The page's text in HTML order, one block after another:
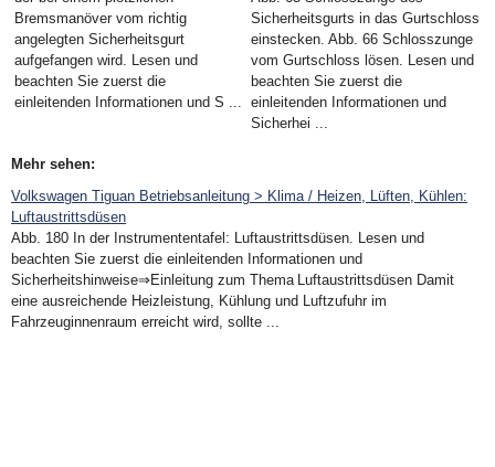
Bremsmanöver vom richtig
angelegten Sicherheitsgurt
aufgefangen wird. Lesen und
beachten Sie zuerst die
einleitenden Informationen und S ...
Sicherheitsgurts in das Gurtschloss
einstecken. Abb. 66 Schlosszunge
vom Gurtschloss lösen. Lesen und
beachten Sie zuerst die
einleitenden Informationen und
Sicherhei ...
Mehr sehen:
Volkswagen Tiguan Betriebsanleitung > Klima / Heizen, Lüften, Kühlen:
Luftaustrittsdüsen
Abb. 180 In der Instrumententafel: Luftaustrittsdüsen. Lesen und
beachten Sie zuerst die einleitenden Informationen und
Sicherheitshinweise⇒Einleitung zum Thema Luftaustrittsdüsen Damit
eine ausreichende Heizleistung, Kühlung und Luftzufuhr im
Fahrzeuginnenraum erreicht wird, sollte ...